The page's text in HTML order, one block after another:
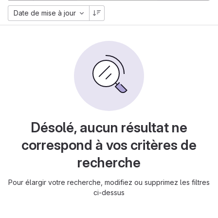
Date de mise à jour
Désolé, aucun résultat ne
correspond à vos critères de
recherche
Pour élargir votre recherche, modifiez ou supprimez les filtres
ci-dessus